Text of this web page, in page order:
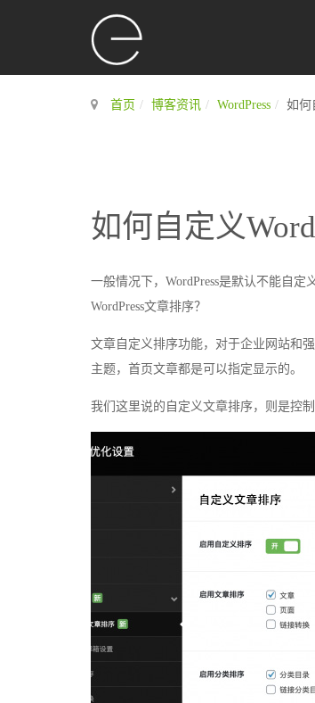
首页 博客资讯 WordPress 如何
如何自定义
一般情况下，WordPress是默认不能自
WordPress文章排序？
文章自定义排序功能，对于企业网站和
主题，首页文章都是可以指定显示的。
我们这里说的自定义文章排序，则是控